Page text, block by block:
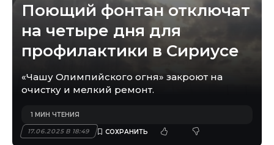
Поющий фонтан отключат
на четыре дня для
профилактики в Сириусе
«Чашу Олимпийского огня» закроют на
очистку и мелкий ремонт.
17.06.2025 В 18:49
1 МИН ЧТЕНИЯ